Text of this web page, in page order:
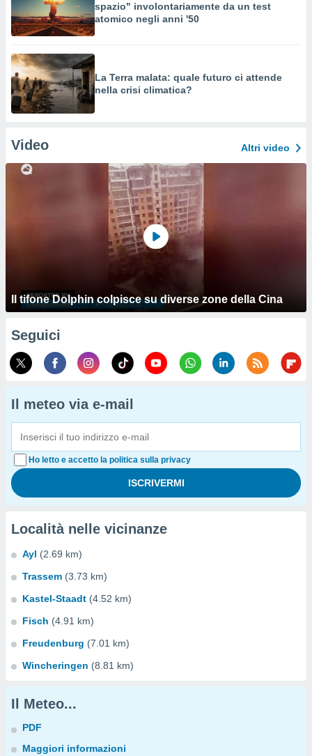
spazio" involontariamente da un test
atomico negli anni '50
La Terra malata: quale futuro ci attende
nella crisi climatica?
Video Altri video
Il tifone Dolphin colpisce su diverse zone della Cina
Seguici
Il meteo via e-mail
Ho letto e accetto la politica sulla privacy
Località nelle vicinanze
Ayl (2.69 km)
Trassem (3.73 km)
Kastel-Staadt (4.52 km)
Fisch (4.91 km)
Freudenburg (7.01 km)
Wincheringen (8.81 km)
Il Meteo...
PDF
Maggiori informazioni